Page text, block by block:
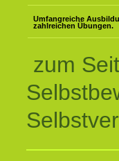
Umfangreiche
zahlreichen Übungen.
zum